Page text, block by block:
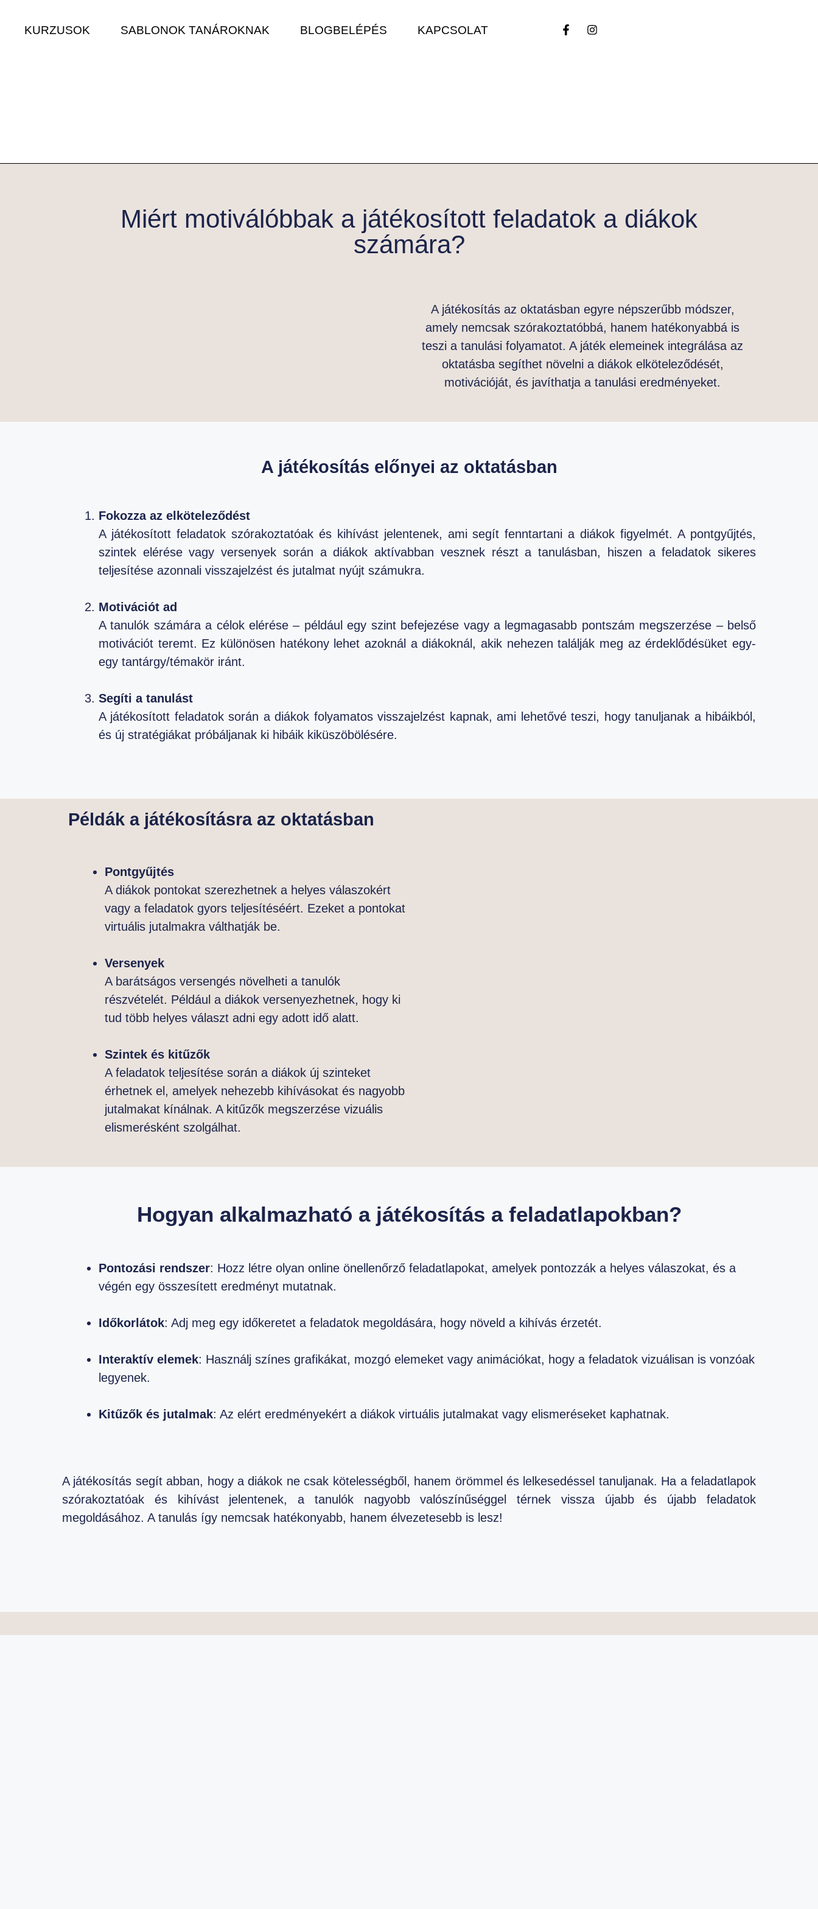
KURZUSOK SABLONOK TANÁROKNAK BLOGBELÉPÉS KAPCSOLAT
Miért motiválóbbak a játékosított feladatok a diákok
számára?
A játékosítás az oktatásban egyre népszerűbb módszer,
amely nemcsak szórakoztatóbbá, hanem hatékonyabbá is
teszi a tanulási folyamatot. A játék elemeinek integrálása az
oktatásba segíthet növelni a diákok elköteleződését,
motivációját, és javíthatja a tanulási eredményeket.
A játékosítás előnyei az oktatásban
Fokozza az elköteleződést
A játékosított feladatok szórakoztatóak és kihívást jelentenek, ami segít fenntartani a diákok figyelmét. A pontgyűjtés,
szintek elérése vagy versenyek során a diákok aktívabban vesznek részt a tanulásban, hiszen a feladatok sikeres
teljesítése azonnali visszajelzést és jutalmat nyújt számukra.
Motivációt ad
A tanulók számára a célok elérése – például egy szint befejezése vagy a legmagasabb pontszám megszerzése – belső
motivációt teremt. Ez különösen hatékony lehet azoknál a diákoknál, akik nehezen találják meg az érdeklődésüket egy-
egy tantárgy/témakör iránt.
Segíti a tanulást
A játékosított feladatok során a diákok folyamatos visszajelzést kapnak, ami lehetővé teszi, hogy tanuljanak a hibáikból,
és új stratégiákat próbáljanak ki hibáik kiküszöbölésére.
Példák a játékosításra az oktatásban
Pontgyűjtés
A diákok pontokat szerezhetnek a helyes válaszokért
vagy a feladatok gyors teljesítéséért. Ezeket a pontokat
virtuális jutalmakra válthatják be.
Versenyek
A barátságos versengés növelheti a tanulók
részvételét. Például a diákok versenyezhetnek, hogy ki
tud több helyes választ adni egy adott idő alatt.
Szintek és kitűzők
A feladatok teljesítése során a diákok új szinteket
érhetnek el, amelyek nehezebb kihívásokat és nagyobb
jutalmakat kínálnak. A kitűzők megszerzése vizuális
elismerésként szolgálhat.
Hogyan alkalmazható a játékosítás a feladatlapokban?
Pontozási rendszer: Hozz létre olyan online önellenőrző feladatlapokat, amelyek pontozzák a helyes válaszokat, és a
végén egy összesített eredményt mutatnak.
Időkorlátok: Adj meg egy időkeretet a feladatok megoldására, hogy növeld a kihívás érzetét.
Interaktív elemek: Használj színes grafikákat, mozgó elemeket vagy animációkat, hogy a feladatok vizuálisan is vonzóak
legyenek.
Kitűzők és jutalmak: Az elért eredményekért a diákok virtuális jutalmakat vagy elismeréseket kaphatnak.
A játékosítás segít abban, hogy a diákok ne csak kötelességből, hanem örömmel és lelkesedéssel tanuljanak. Ha a feladatlapok
szórakoztatóak és kihívást jelentenek, a tanulók nagyobb valószínűséggel térnek vissza újabb és újabb feladatok
megoldásához. A tanulás így nemcsak hatékonyabb, hanem élvezetesebb is lesz!